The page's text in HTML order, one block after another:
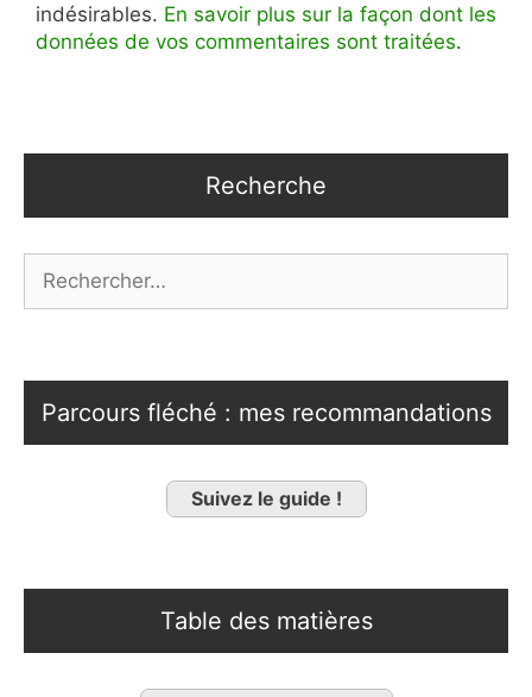
indésirables. En savoir plus sur la façon dont les
données de vos commentaires sont traitées.
Recherche
Parcours fléché : mes recommandations
Suivez le guide !
Table des matières